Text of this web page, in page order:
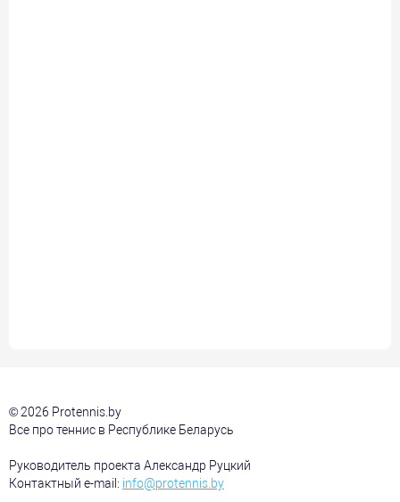
© 2026 Protennis.by
Все про теннис в Республике Беларусь
Руководитель проекта Александр Руцкий
Контактный e-mail: info@protennis.by